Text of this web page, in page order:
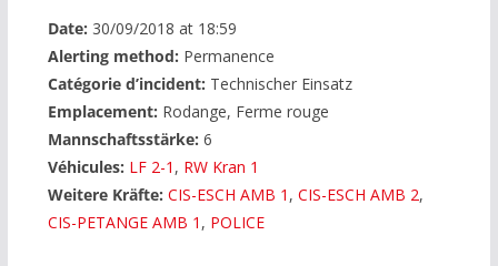
Date: 30/09/2018 at 18:59
Alerting method: Permanence
Catégorie d’incident: Technischer Einsatz
Emplacement: Rodange, Ferme rouge
Mannschaftsstärke: 6
Véhicules: LF 2-1 , RW Kran 1
Weitere Kräfte: CIS-ESCH AMB 1 , CIS-ESCH AMB 2,
CIS-PETANGE AMB 1 , POLICE